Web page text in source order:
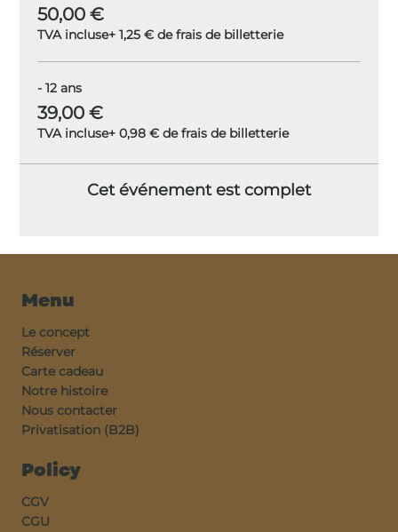
50,00 €
TVA incluse+ 1,25 € de frais de billetterie
- 12 ans
39,00 €
TVA incluse+ 0,98 € de frais de billetterie
Cet événement est complet
Menu
Le concept
Réserver
Carte cadeau
Notre histoire
Nous contacter
Privatisation (B2B)
Policy
CGV
CGU